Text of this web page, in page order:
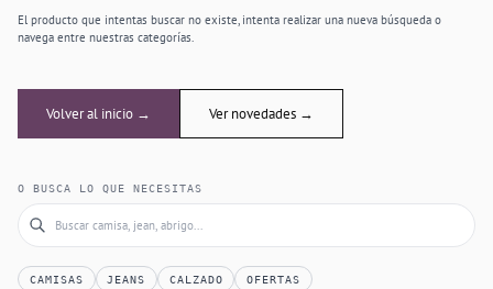
El producto que intentas buscar no existe, intenta realizar una nueva búsqueda o
navega entre nuestras categorías.
Volver al inicio → Ver novedades →
O BUSCA LO QUE NECESITAS
CAMISAS JEANS CALZADO OFERTAS